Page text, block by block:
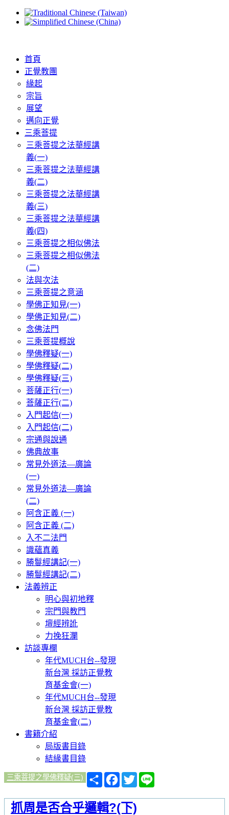
首頁
正覺教團
緣起
宗旨
展望
邁向正覺
三乘菩提
三乘菩提之法華經講
義(一)
三乘菩提之法華經講
義(二)
三乘菩提之法華經講
義(三)
三乘菩提之法華經講
義(四)
三乘菩提之相似佛法
三乘菩提之相似佛法
(二)
法與次法
三乘菩提之意涵
學佛正知見(一)
學佛正知見(二)
念佛法門
三乘菩提概說
學佛釋疑(一)
學佛釋疑(二)
學佛釋疑(三)
菩薩正行(一)
菩薩正行(二)
入門起信(一)
入門起信(二)
宗通與說通
佛典故事
常見外道法—廣論
(一)
常見外道法—廣論
(二)
阿含正義 (一)
阿含正義 (二)
入不二法門
識蘊真義
勝鬘經講記(一)
勝鬘經講記(二)
法義辨正
明心與初地釋
宗門與教門
壇經辨訛
力挽狂瀾
訪談專欄
年代MUCH台--發現
新台灣 採訪正覺教
育基金會(一)
年代MUCH台--發現
新台灣 採訪正覺教
育基金會(二)
書籍介紹
局版書目錄
結緣書目錄
三乘菩提之學佛釋疑(三)
分
享
Facebook
Twitter
抓周是否合乎邏輯?(下)